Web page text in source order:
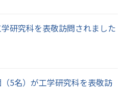
研究科を表敬訪問されました
5名）が工学研究科を表敬訪